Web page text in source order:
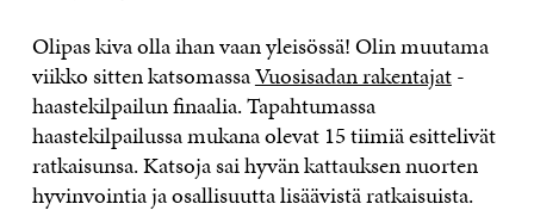
Olipas kiva olla ihan vaan yleisössä! Olin muutama
viikko sitten katsomassaVuosisadan rakentajat-
haastekilpailun finaalia. Tapahtumassa
haastekilpailussa mukana olevat 15 tiimiä esittelivät
ratkaisunsa. Katsoja sai hyvän kattauksen nuorten
hyvinvointia ja osallisuutta lisäävistä ratkaisuista.